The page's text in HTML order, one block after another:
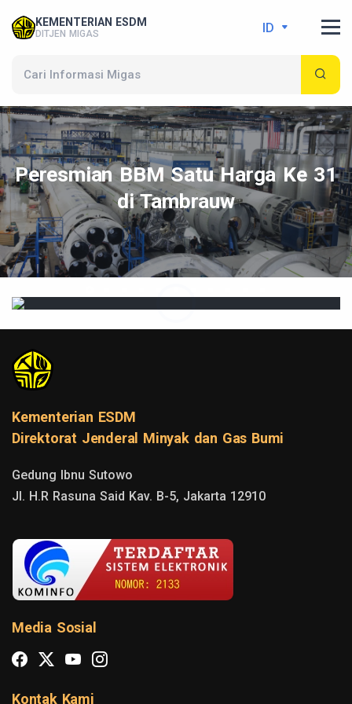
KEMENTERIAN ESDM
DITJEN MIGAS ID
Peresmian BBM Satu Harga Ke 31
di Tambrauw
Kementerian ESDM
Direktorat Jenderal Minyak dan Gas Bumi
Gedung Ibnu Sutowo
Jl. H.R Rasuna Said Kav. B-5, Jakarta 12910
Media Sosial
Kontak Kami